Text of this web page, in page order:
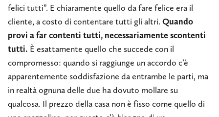
felici tutti”. E chiaramente quello da fare felice era il
cliente, a costo di contentare tutti gli altri. Quando
provi a far contenti tutti, necessariamente scontenti
tutti. È esattamente quello che succede con il
compromesso: quando si raggiunge un accordo c’è
apparentemente soddisfazione da entrambe le parti, ma
in realtà ognuna delle due ha dovuto mollare su
qualcosa. Il prezzo della casa non è fisso come quello di